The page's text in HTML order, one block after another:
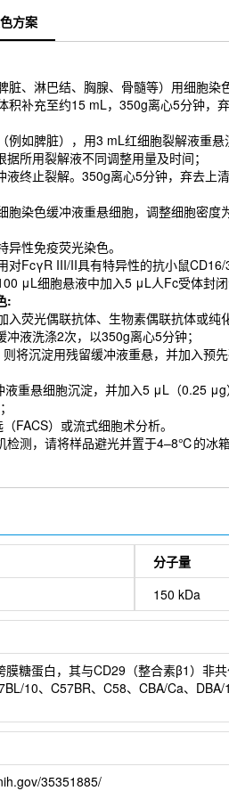
方案
脏、淋巴结、胸腺、骨髓等）用细胞
积补充至约15 mL，350g离心5分钟，
例如脾脏），用3 mL红细胞裂解液重
所用裂解液不同调整用量及时间；
液终止裂解。350g离心5分钟，弃去上
胞染色缓冲液重悬细胞，调整细胞密
性免疫荧光染色。
对FcγR III/II具有特异性的抗小鼠
μL细胞悬液中加入5 μL人Fc受体封
:
入荧光偶联抗体、生物素偶联抗体或
液洗涤2次，以350g离心5分钟；
将沉淀用残留缓冲液重悬，并加入预
重悬细胞沉淀，并加入5 μL（0.25
FACS）或流式细胞术分析。
检测，请将样品避光并置于4–8℃的冰
分子量
150 kDa
糖蛋白，其与CD29（整合素β1）非
10、C57BR、C58、CBA/Ca、
35351885/